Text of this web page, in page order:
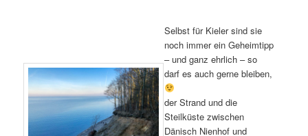
Selbst für Kieler sind sie
noch immer ein Geheimtipp
– und ganz ehrlich – so
darf es auch gerne bleiben,
der Strand und die
Steilküste zwischen
Dänisch Nienhof und